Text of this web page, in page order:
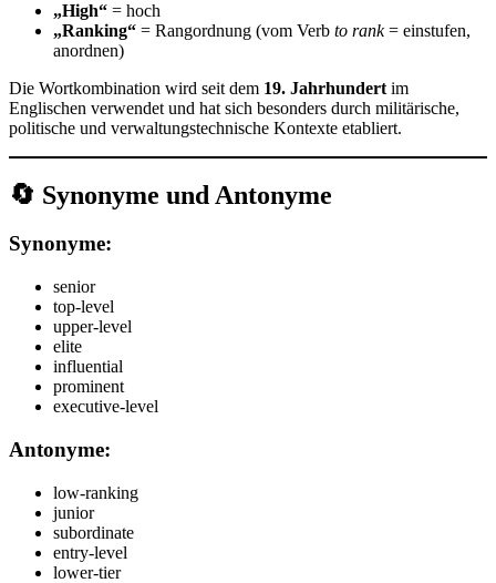
„High“ = hoch
„Ranking“ = Rangordnung (vom Verb to rank= einstufen,
anordnen)
Die Wortkombination wird seit dem 19. Jahrhundert im
Englischen verwendet und hat sich besonders durch militärische,
politische und verwaltungstechnische Kontexte etabliert.
🔄 Synonyme und Antonyme
Synonyme:
senior
top-level
upper-level
elite
influential
prominent
executive-level
Antonyme:
low-ranking
junior
subordinate
entry-level
lower-tier